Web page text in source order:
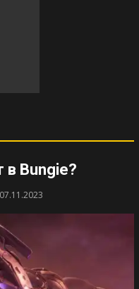
в Bungie?
07.11.2023